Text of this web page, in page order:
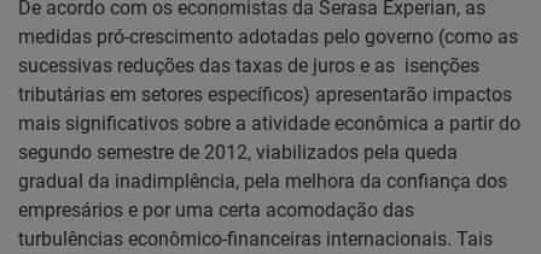
De acordo com os economistas da Serasa Experian, as
medidas pró-crescimento adotadas pelo governo (como as
sucessivas reduções das taxas de juros e as isenções
tributárias em setores específicos) apresentarão impactos
mais significativos sobre a atividade econômica a partir do
segundo semestre de 2012, viabilizados pela queda
gradual da inadimplência, pela melhora da confiança dos
empresários e por uma certa acomodação das
turbulências econômico-financeiras internacionais. Tais